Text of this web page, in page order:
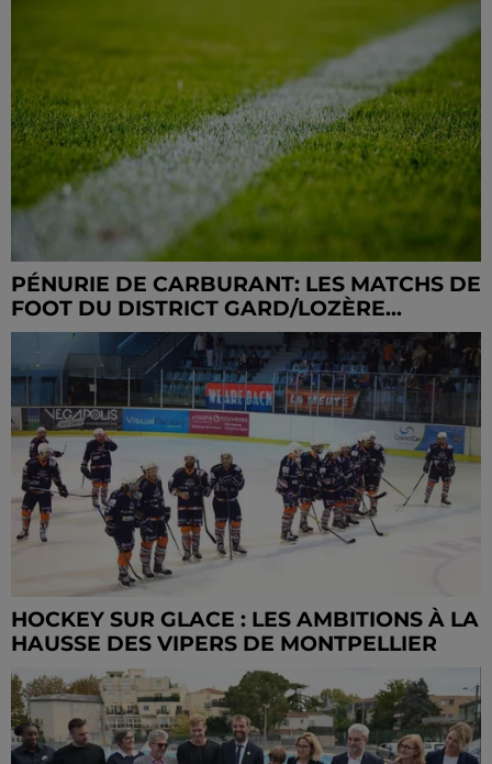
PÉNURIE DE CARBURANT: LES MATCHS DE
FOOT DU DISTRICT GARD/LOZÈRE...
HOCKEY SUR GLACE : LES AMBITIONS À LA
HAUSSE DES VIPERS DE MONTPELLIER